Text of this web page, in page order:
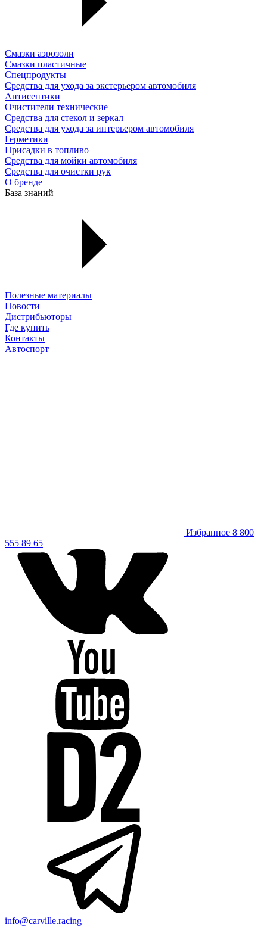
Смазки аэрозоли
Смазки пластичные
Спецпродукты
Средства для ухода за экстерьером автомобиля
Антисептики
Очистители технические
Средства для стекол и зеркал
Средства для ухода за интерьером автомобиля
Герметики
Присадки в топливо
Средства для мойки автомобиля
Средства для очистки рук
О бренде
База знаний
Полезные материалы
Новости
Дистрибьюторы
Где купить
Контакты
Автоспорт
Избранное 8 800
555 89 65
info@carville.racing